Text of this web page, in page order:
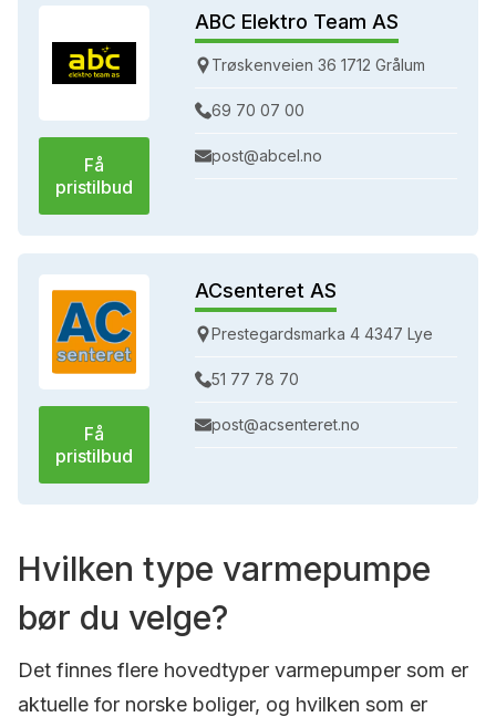
Få
pristilbud
ABC Elektro Team AS
Trøskenveien 36 1712 Grålum
69 70 07 00
post@abcel.no
Få
pristilbud
ACsenteret AS
Prestegardsmarka 4 4347 Lye
51 77 78 70
post@acsenteret.no
Hvilken type varmepumpe
bør du velge?
Det finnes flere hovedtyper varmepumper som er
aktuelle for norske boliger, og hvilken som er